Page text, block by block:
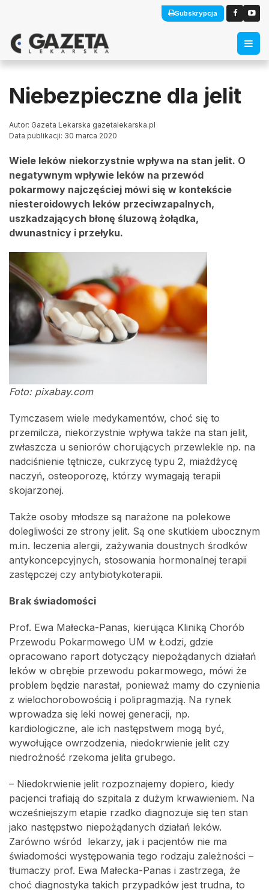
Subskrypcja
Niebezpieczne dla jelit
Autor: Gazeta Lekarska gazetalekarska.pl
Data publikacji: 30 marca 2020
Wiele leków niekorzystnie wpływa na stan jelit. O
negatywnym wpływie leków na przewód
pokarmowy najczęściej mówi się w kontekście
niesteroidowych leków przeciwzapalnych,
uszkadzających błonę śluzową żołądka,
dwunastnicy i przełyku.
Foto: pixabay.com
Tymczasem wiele medykamentów, choć się to
przemilcza, niekorzystnie wpływa także na stan jelit,
zwłaszcza u seniorów chorujących przewlekle np. na
nadciśnienie tętnicze, cukrzycę typu 2, miażdżycę
naczyń, osteoporozę, którzy wymagają terapii
skojarzonej.
Także osoby młodsze są narażone na polekowe
dolegliwości ze strony jelit. Są one skutkiem ubocznym
m.in. leczenia alergii, zażywania doustnych środków
antykoncepcyjnych, stosowania hormonalnej terapii
zastępczej czy antybiotykoterapii.
Brak świadomości
Prof. Ewa Małecka-Panas, kierująca Kliniką Chorób
Przewodu Pokarmowego UM w Łodzi, gdzie
opracowano raport dotyczący niepożądanych działań
leków w obrębie przewodu pokarmowego, mówi że
problem będzie narastał, ponieważ mamy do czynienia
z wielochorobowością i polipragmazją. Na rynek
wprowadza się leki nowej generacji, np.
kardiologiczne, ale ich następstwem mogą być,
wywołujące owrzodzenia, niedokrwienie jelit czy
niedrożność rzekoma jelita grubego.
– Niedokrwienie jelit rozpoznajemy dopiero, kiedy
pacjenci trafiają do szpitala z dużym krwawieniem. Na
wcześniejszym etapie rzadko diagnozuje się ten stan
jako następstwo niepożądanych działań leków.
Zarówno wśród lekarzy, jak i pacjentów nie ma
świadomości występowania tego rodzaju zależności –
tłumaczy prof. Ewa Małecka-Panas i zastrzega, że
choć diagnostyka takich przypadków jest trudna, to